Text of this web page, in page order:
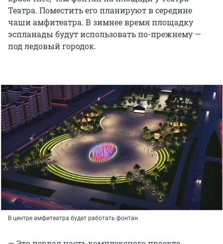
Театра. Поместить его планируют в середине
чаши амфитеатра. В зимнее время площадку
эспланады будут использовать по-прежнему —
под ледовый городок.
В центре амфитеатра будет работать фонтан